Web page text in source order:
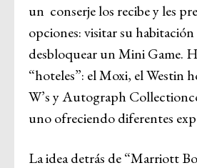
un conserje los recibe y les
opciones: visitar su
desbloquear un Mini Game.
“hoteles”: el Moxi, el Westin
W’s y Autograph
uno ofreciendo diferentes
La idea detrás de “Marriott